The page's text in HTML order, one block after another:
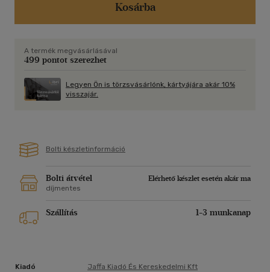
felismerése, a sorsunkban rejlő lehetőségek
kibontakoztatásáért vállalt felelősség és a minket éltető
közösséghez való hazatalálás jelenti. Szendi részletesen
bemutatja a boldogság evolúcióját és pszichológiáját, de
gyakorlati útmutatást is nyújt olvasójának. Ugyanis soha nem
Kosárba
A termék megvásárlásával
499 pontot szerezhet
Legyen Ön is törzsvásárlónk, kártyájára akár 10%
visszajár.
Bolti készletinformáció
Bolti átvétel
Elérhető készlet esetén akár ma
díjmentes
Szállítás 1-3 munkanap
Kiadó Jaffa Kiadó És Kereskedelmi Kft